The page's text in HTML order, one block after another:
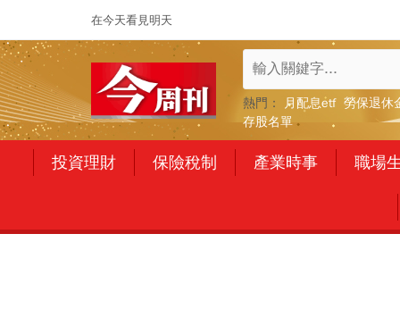
在今天看見明天
熱門： 月配息etf 勞保退休
存股名單
投資理財 保險稅制 產業時事 職場